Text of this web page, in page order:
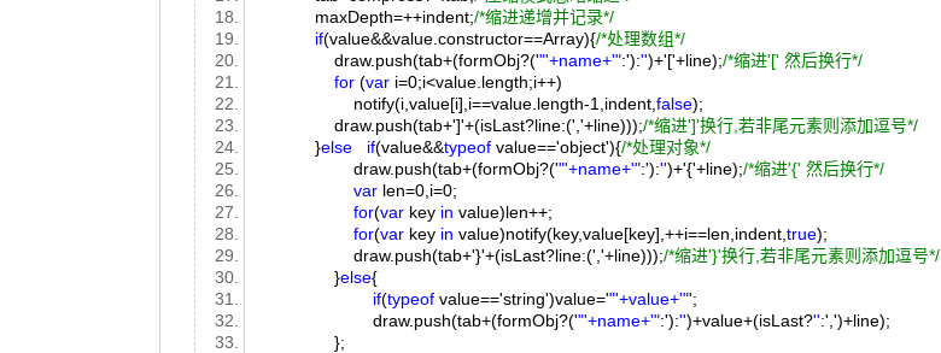
maxDepth=++indent;/*缩进递增并记录*/
if(value&&value.constructor==Array){/*处理数组*/
draw.push(tab+(formObj?('"'+name+'":'):'')+'['+line);/*缩进'[' 然后换行*/
for (var i=0;i<value.length;i++)
notify(i,value[i],i==value.length-1,indent,false);
draw.push(tab+']'+(isLast?line:(','+line)));/*缩进']'换行,若非尾元素则添加逗号*/
}else if(value&&typeof value=='object'){/*处理对象*/
draw.push(tab+(formObj?('"'+name+'":'):'')+'{'+line);/*缩进'{' 然后换行*/
var len=0,i=0;
for(var key in value)len++;
for(var key in value)notify(key,value[key],++i==len,indent,true);
draw.push(tab+'}'+(isLast?line:(','+line)));/*缩进'}'换行,若非尾元素则添加逗号*/
}else{
if(typeof value=='string')value='"'+value+'"';
draw.push(tab+(formObj?('"'+name+'":'):'')+value+(isLast?'':',')+line);
};